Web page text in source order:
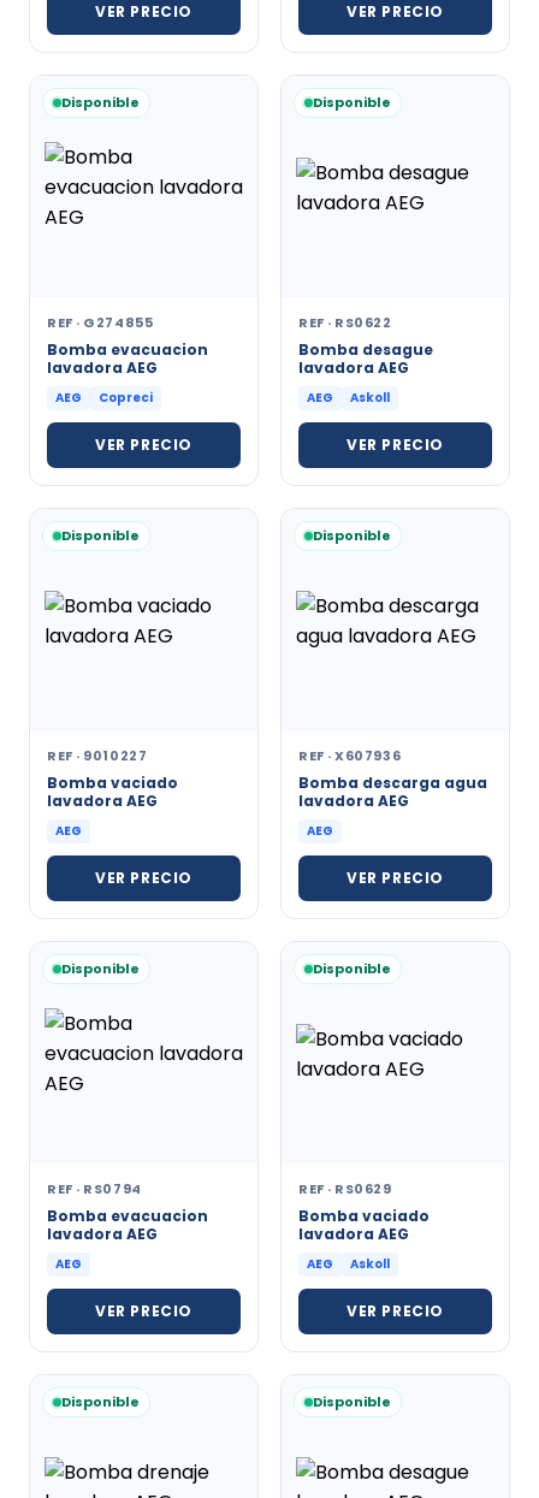
VER PRECIO VER PRECIO
Disponible
REF · G274855
Bomba evacuacion
lavadora AEG
AEG Copreci
VER PRECIO
Disponible
REF · RS0622
Bomba desague
lavadora AEG
AEG Askoll
VER PRECIO
Disponible
REF · 9010227
Bomba vaciado
lavadora AEG
AEG
VER PRECIO
Disponible
REF · X607936
Bomba descarga agua
lavadora AEG
AEG
VER PRECIO
Disponible
REF · RS0794
Bomba evacuacion
lavadora AEG
AEG
VER PRECIO
Disponible
REF · RS0629
Bomba vaciado
lavadora AEG
AEG Askoll
VER PRECIO
Disponible Disponible